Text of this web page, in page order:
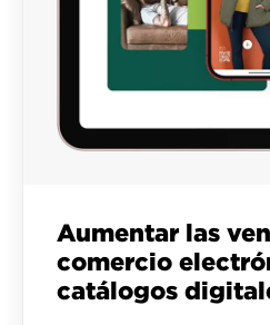
Aumentar las
comercio
catálogos